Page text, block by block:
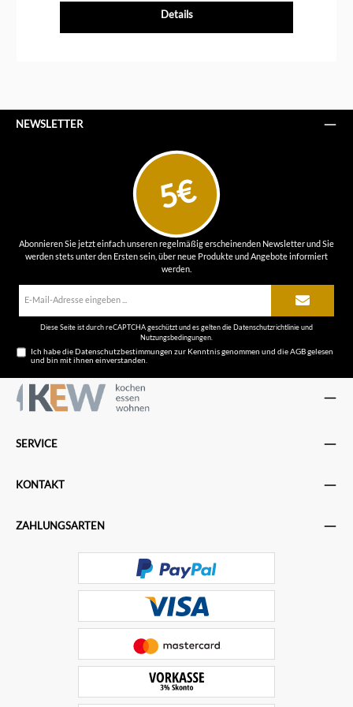
Details
NEWSLETTER
5€
Abonnieren Sie jetzt einfach unseren regelmäßig erscheinenden Newsletter und Sie
werden stets unter den Ersten sein, über neue Produkte und Angebote informiert
werden.
Diese Seite ist durch reCAPTCHA geschützt und es gelten dieDatenschutzrichtlinieund
Nutzungsbedingungen
Ich habe dieDatenschutzbestimmungen zur Kenntnis genommen und dieAGBgelesen
und bin mit ihnen einverstanden.
SERVICE
KONTAKT
ZAHLUNGSARTEN